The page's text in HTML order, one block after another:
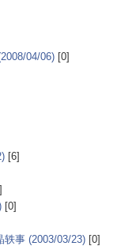
04/06)[0]
[6]
[0]
轶事 (2003/03/23)[0]